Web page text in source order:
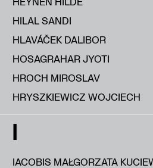
HILAL SANDI
HLAVÁČEK DALIBOR
HOSAGRAHAR JYOTI
HROCH MIROSLAV
HRYSZKIEWICZ WOJCIECH
I
IACOBIS MAŁGORZATA